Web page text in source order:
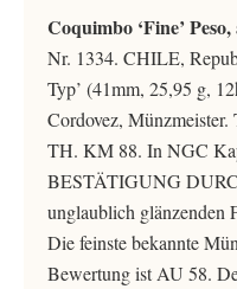
Coquimbo ‘Fine’
Nr. 1334. CHILE,
Typ’ (41mm, 25,95 g,
Cordovez,
TH. KM 88. In NGC
BESTÄTIGUNG
unglaublich glänzenden
Die feinste bekannte
Bewertung ist AU 58.